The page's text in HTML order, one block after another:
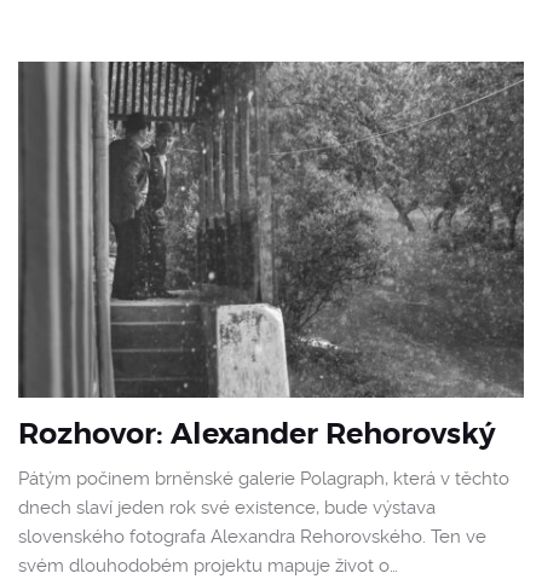
Rozhovor: Alexander Rehorovský
Pátým počinem brněnské galerie Polagraph, která v těchto
dnech slaví jeden rok své existence, bude výstava
slovenského fotografa Alexandra Rehorovského. Ten ve
svém dlouhodobém projektu mapuje život o…